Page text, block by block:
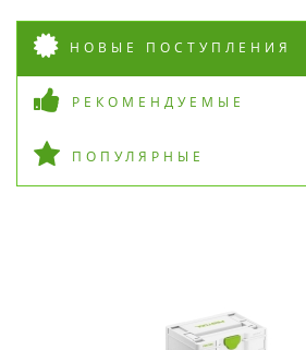
НОВЫЕ ПОСТУПЛЕНИЯ
РЕКОМЕНДУЕМЫЕ
ПОПУЛЯРНЫЕ